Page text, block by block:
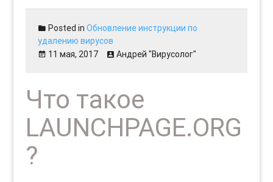
Posted inОбновление инструкции по
удалению вирусов
11 мая, 2017
Андрей "Вирусолог"
Что такое
LAUNCHPAGE.ORG
?